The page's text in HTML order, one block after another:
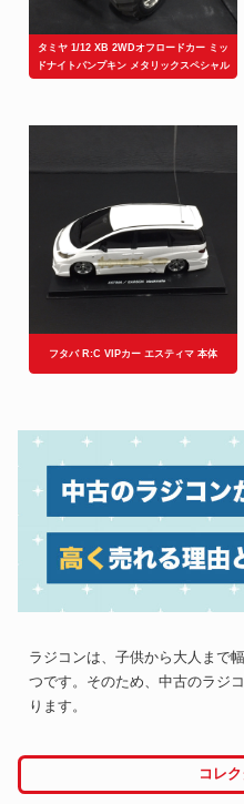
タミヤ 1/12 XB 2WDオフロードカー ミッ
ドナイトパンプキン メタリックスペシャル
フタバ R:C VIPカー エスティマ 本体
ラジコンは、子供から大人まで
つです。そのため、中古のラジ
ります。
コレ